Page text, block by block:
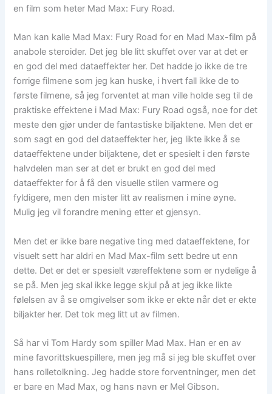
en film som heter Mad Max: Fury Road.
Man kan kalle Mad Max: Fury Road for en Mad Max-film på
anabole steroider. Det jeg ble litt skuffet over var at det er
en god del med dataeffekter her. Det hadde jo ikke de tre
forrige filmene som jeg kan huske, i hvert fall ikke de to
første filmene, så jeg forventet at man ville holde seg til de
praktiske effektene i Mad Max: Fury Road også, noe for det
meste den gjør under de fantastiske biljaktene. Men det er
som sagt en god del dataeffekter her, jeg likte ikke å se
dataeffektene under biljaktene, det er spesielt i den første
halvdelen man ser at det er brukt en god del med
dataeffekter for å få den visuelle stilen varmere og
fyldigere, men den mister litt av realismen i mine øyne.
Mulig jeg vil forandre mening etter et gjensyn.
Men det er ikke bare negative ting med dataeffektene, for
visuelt sett har aldri en Mad Max-film sett bedre ut enn
dette. Det er det er spesielt væreffektene som er nydelige å
se på. Men jeg skal ikke legge skjul på at jeg ikke likte
følelsen av å se omgivelser som ikke er ekte når det er ekte
biljakter her. Det tok meg litt ut av filmen.
Så har vi Tom Hardy som spiller Mad Max. Han er en av
mine favorittskuespillere, men jeg må si jeg ble skuffet over
hans rolletolkning. Jeg hadde store forventninger, men det
er bare en Mad Max, og hans navn er Mel Gibson.